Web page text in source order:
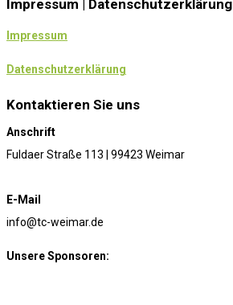
Impressum | Datenschutzerklärung
Impressum
Datenschutzerklärung
Kontaktieren Sie uns
Anschrift
Fuldaer Straße 113 | 99423 Weimar
E-Mail
info@tc-weimar.de
Unsere Sponsoren: